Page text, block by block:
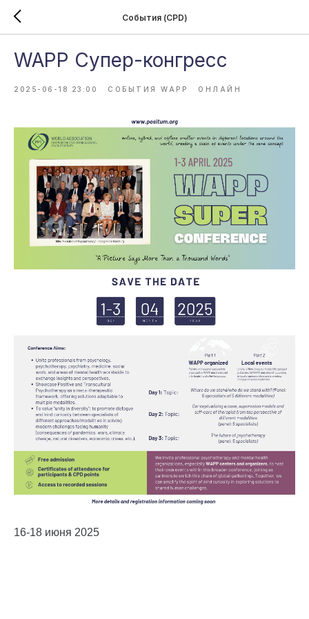
События (CPD)
WAPP Супер-конгресс
2025-06-18 23:00 СОБЫТИЯ WAPP ОНЛАЙН
16-18 июня 2025